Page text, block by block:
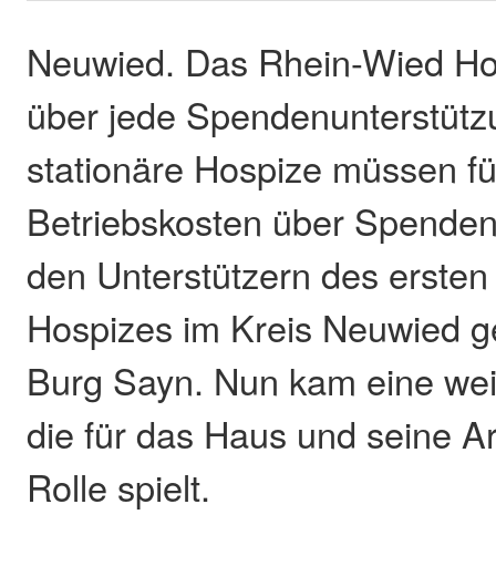
Neuwied. Das Rhein-Wied
über jede
stationäre Hospize müssen
Betriebskosten über
den Unterstützern des
Hospizes im Kreis Neuwied
Burg Sayn. Nun kam eine
die für das Haus und seine
Rolle spielt.